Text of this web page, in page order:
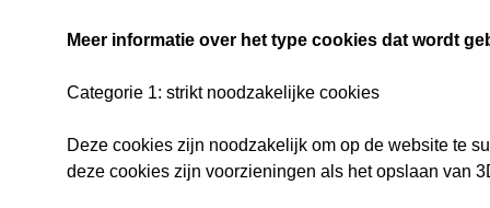
Meer informatie over het type cookies dat wordt
Categorie 1: strikt noodzakelijke cookies
Deze cookies zijn noodzakelijk om op de website te
deze cookies zijn voorzieningen als het opslaan van